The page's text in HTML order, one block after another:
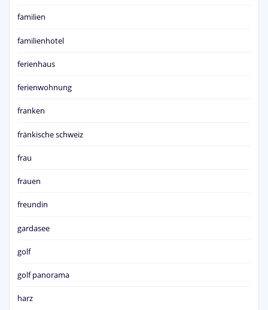
familien
familienhotel
ferienhaus
ferienwohnung
franken
fränkische schweiz
frau
frauen
freundin
gardasee
golf
golf panorama
harz